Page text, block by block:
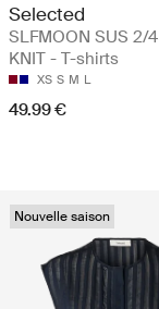
Selected
SLFMOON SUS 2/4
KNIT - T-shirts
XS S M L
49.99 €
Nouvelle saison